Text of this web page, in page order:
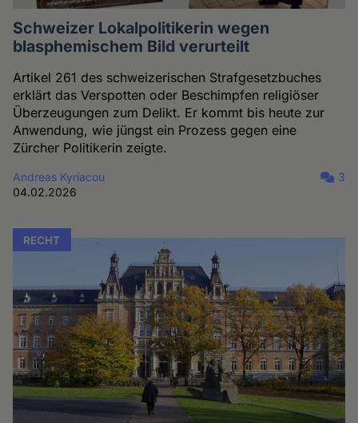
Schweizer Lokalpolitikerin wegen
blasphemischem Bild verurteilt
Artikel 261 des schweizerischen Strafgesetzbuches
erklärt das Verspotten oder Beschimpfen religiöser
Überzeugungen zum Delikt. Er kommt bis heute zur
Anwendung, wie jüngst ein Prozess gegen eine
Zürcher Politikerin zeigte.
Andreas Kyriacou
04.02.2026
3
RECHT